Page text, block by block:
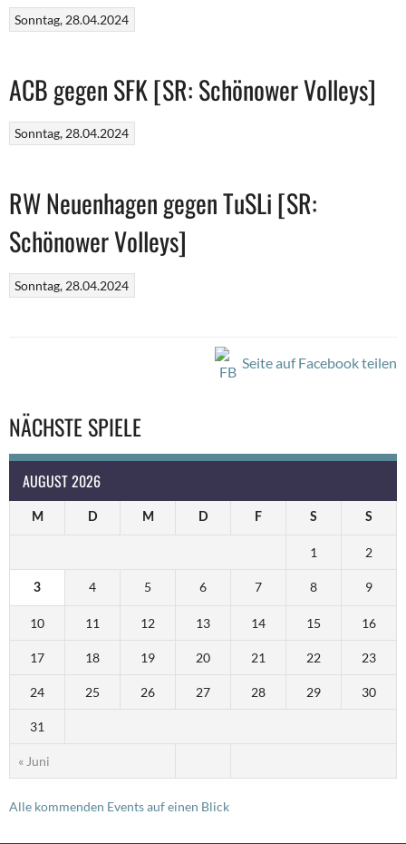
Sonntag, 28.04.2024
ACB gegen SFK [SR: Schönower Volleys]
Sonntag, 28.04.2024
RW Neuenhagen gegen TuSLi [SR:
Schönower Volleys]
Sonntag, 28.04.2024
Seite auf Facebook teilen
NÄCHSTE SPIELE
AUGUST 2026
M D M D F S S
« Juni
1 2
3 4 5 6 7 8 9
10 11 12 13 14 15 16
17 18 19 20 21 22 23
24 25 26 27 28 29 30
31
Alle kommenden Events auf einen Blick